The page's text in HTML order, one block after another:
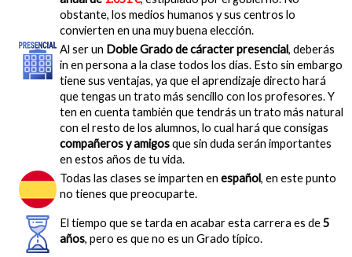
obstante, los medios humanos y sus centros lo
convierten en una muy buena elección.
Al ser un Doble Grado de cáracter presencial, deberás
in en persona a la clase todos los días. Esto sin embargo
tiene sus ventajas, ya que el aprendizaje directo hará
que tengas un trato más sencillo con los profesores. Y
ten en cuenta también que tendrás un trato más natural
con el resto de los alumnos, lo cual hará que consigas
compañeros y amigosque sin duda serán importantes
en estos años de tu vida.
Todas las clases se imparten en español, en este punto
no tienes que preocuparte.
El tiempo que se tarda en acabar esta carrera es de5
años, pero es que no es un Grado típico.